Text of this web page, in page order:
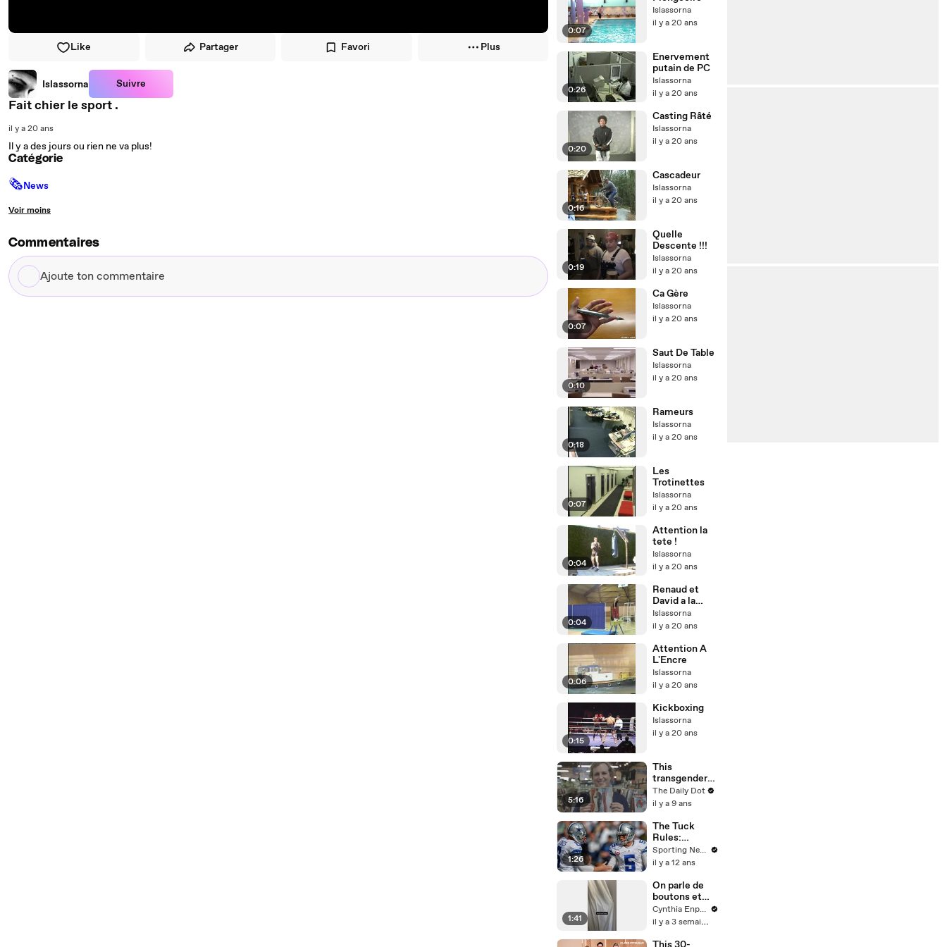
Like Partager Favori Plus
Islassorna Suivre
Fait chier le sport .
il y a 20 ans
Il y a des jours ou rien ne va plus!
Catégorie
🗞News
Voir moins
Commentaires
Ajoute
ton
0:07
Islassorna
il y a 20 ans
0:26
Enervement
putain de PC
Islassorna
il y a 20 ans
0:20
Casting Râté
Islassorna
il y a 20 ans
0:16
Cascadeur
Islassorna
il y a 20 ans
0:19
Quelle
Descente !!!
Islassorna
il y a 20 ans
0:07
Ca Gère
Islassorna
il y a 20 ans
0:10
Saut De Table
Islassorna
il y a 20 ans
0:18
Rameurs
Islassorna
il y a 20 ans
0:07
Les
Trotinettes
Islassorna
il y a 20 ans
0:04
Attention la
tete !
Islassorna
il y a 20 ans
0:04
Renaud et
David a la
salle .
Islassorna
il y a 20 ans
0:06
Attention A
L'Encre
Islassorna
il y a 20 ans
0:15
Kickboxing
Islassorna
il y a 20 ans
5:16
This
transgender
comic book
author is
publish as a
woman
The Daily Dot
il y a 9 ans
1:26
The Tuck
Rules:
Cowboys will
continue to
healthy
Sporting News
il y a 12 ans
1:41
On parle de
boutons et
pas sur le
visage
merci
Cynthia Enparle
il y a 3 semaines